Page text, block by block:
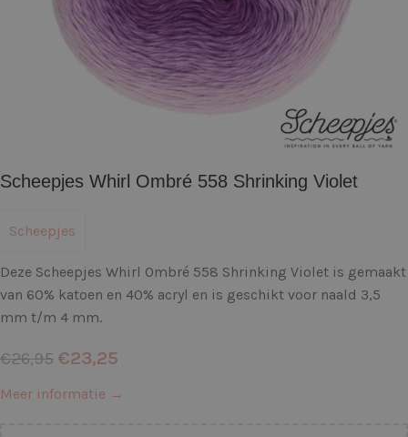
Scheepjes Whirl Ombré 558 Shrinking Violet
Scheepjes
Deze Scheepjes Whirl Ombré 558 Shrinking Violet is gemaakt
van 60% katoen en 40% acryl en is geschikt voor naald 3,5
mm t/m 4 mm.
€26,95 €23,25
Meer informatie →